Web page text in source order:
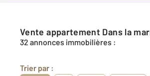
Vente appartement Dans la
32 annonces immobilières :
Trier par :